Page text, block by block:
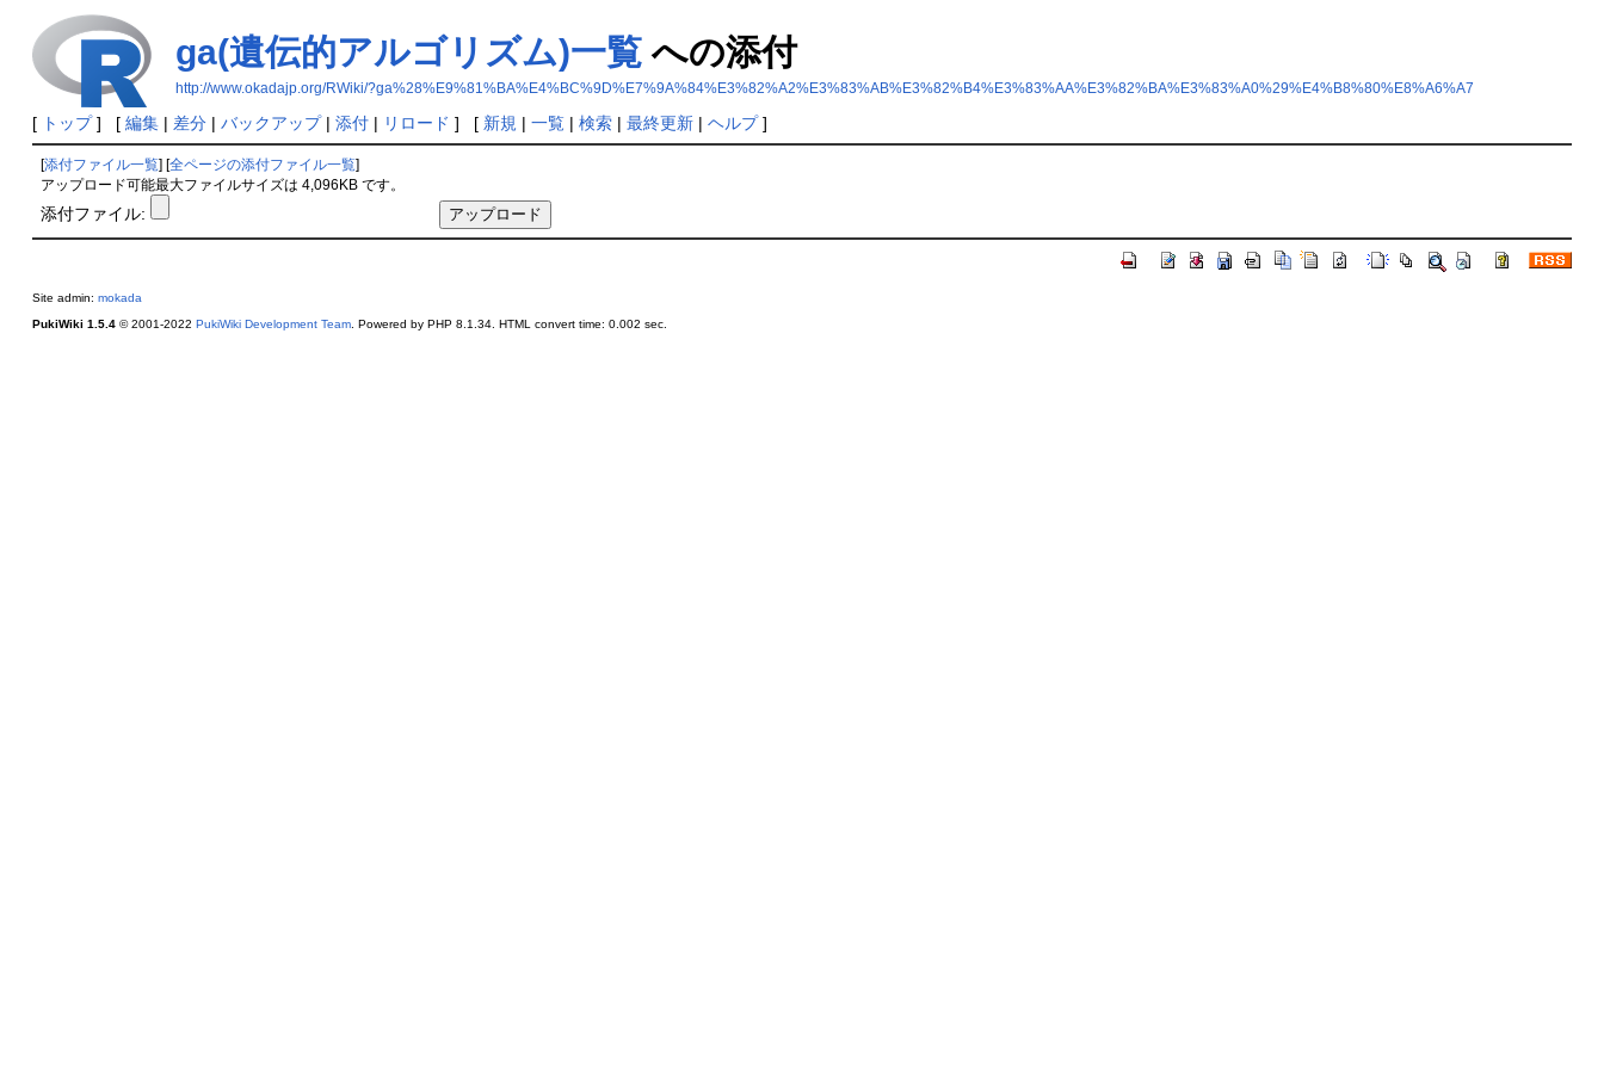
ga(遺伝的アルゴリズム)一覧への添付
http://www.okadajp.org/RWiki/?ga%28%E9%81%BA%E4%BC%9D%E7%9A%84%E3%82%A2%E3%83%AB%E3%82%B4%E3%83%AA%E3%82%BA%E3%83%A0%29%E4%B8%80%E8%A6%A7
[ トップ] [ 編集| 差分| バックアップ| 添付| リロード ] [ 新規 | 一覧| 検索| 最終更新| ヘルプ]
[添付ファイル一覧] [全ページの添付ファイル一覧]
アップロード可能最大ファイルサイズは 4,096KB です。
添付ファイル:
Site admin: mokada
PukiWiki 1.5.4© 2001-2022 PukiWiki Development Team. Powered by PHP 8.1.34. HTML convert time: 0.002 sec.